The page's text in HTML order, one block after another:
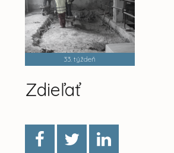
33. týždeň
Zdieľať